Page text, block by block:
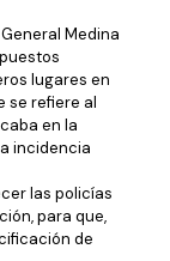
Medina
lugares en
se refiere al
en la
incidencia
las policías
para que,
de